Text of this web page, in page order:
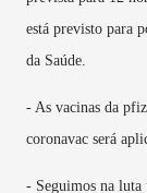
está previsto para
da Saúde.
- As vacinas da
coronavac será
- Seguimos na luta